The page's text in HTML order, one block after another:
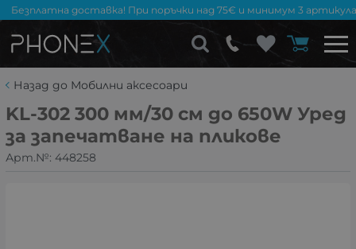
Безплатна доставка! При поръчки над 75€ и минимум 3
Назад до Мобилни аксесоари
KL-302 300 мм/30 см до 650W Уред
за запечатване на пликове
Арт.№: 448258